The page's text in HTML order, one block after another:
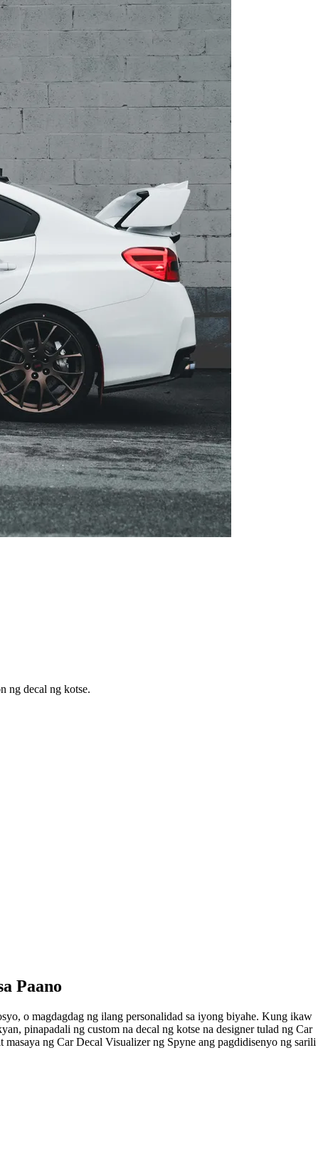
ng decal ng kotse.
Paano
o magdagdag ng ilang personalidad sa iyong biyahe. Kung ikaw
pinapadali ng custom na decal ng kotse na designer tulad ng Car
ng Car Decal Visualizer ng Spyne ang pagdidisenyo ng sarili